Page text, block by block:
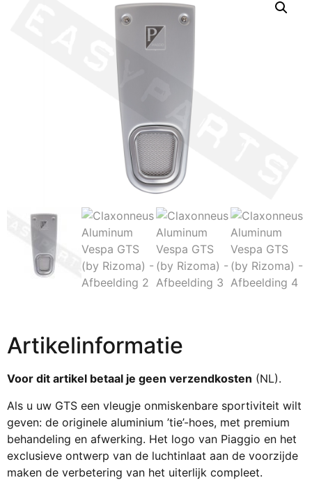
Artikelinformatie
Voor dit artikel betaal je geen verzendkosten (NL).
Als u uw GTS een vleugje onmiskenbare sportiviteit wilt
geven: de originele aluminium ’tie’-hoes, met premium
behandeling en afwerking. Het logo van Piaggio en het
exclusieve ontwerp van de luchtinlaat aan de voorzijde
maken de verbetering van het uiterlijk compleet.